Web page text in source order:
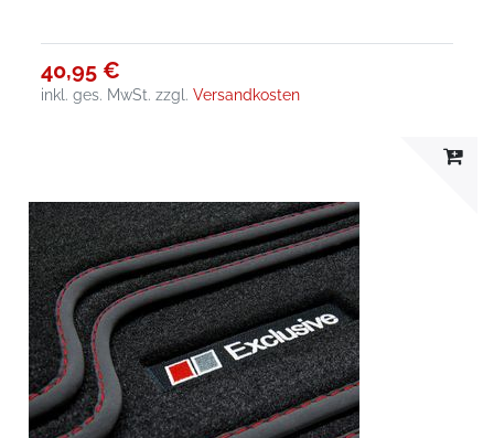
40,95 €
inkl. ges. MwSt. zzgl.Versandkosten